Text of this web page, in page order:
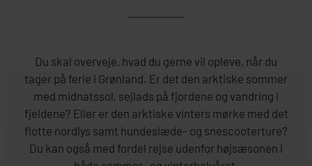
Du skal overveje, hvad du gerne vil opleve, når du
tager på ferie i Grønland. Er det den arktiske sommer
med midnatssol, sejlads på fjordene og vandring i
fjeldene? Eller er den arktiske vinters mørke med det
flotte nordlys samt hundeslæde- og snescooterture?
Du kan også med fordel rejse udenfor højsæsonen i